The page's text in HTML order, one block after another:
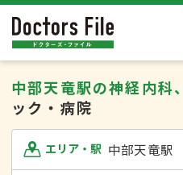
中部天竜駅の神経内科
ック・病院
エリア・駅 中部天竜駅